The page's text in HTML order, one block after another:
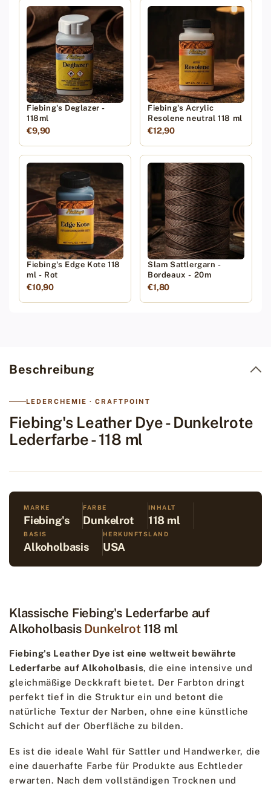
Fiebing's Deglazer -
118ml
€9,90
Fiebing's Acrylic
Resolene neutral 118 ml
€12,90
Fiebing's Edge Kote 118
ml - Rot
€10,90
Slam Sattlergarn -
Bordeaux - 20m
€1,80
Beschreibung
LEDERCHEMIE · CRAFTPOINT
Fiebing's Leather Dye - Dunkelrote
Lederfarbe - 118 ml
MARKE
Fiebing's
FARBE
Dunkelrot
INHALT
118 ml
BASIS
Alkoholbasis
HERKUNFTSLAND
USA
Klassische Fiebing's Lederfarbe auf
Alkoholbasis Dunkelrot118 ml
Fiebing's Leather Dye ist eine weltweit bewährte
Lederfarbe auf Alkoholbasis, die eine intensive und
gleichmäßige Deckkraft bietet. Der Farbton dringt
perfekt tief in die Struktur ein und betont die
natürliche Textur der Narben, ohne eine künstliche
Schicht auf der Oberfläche zu bilden.
Es ist die ideale Wahl für Sattler und Handwerker, die
eine dauerhafte Farbe für Produkte aus Echtleder
erwarten. Nach dem vollständigen Trocknen und